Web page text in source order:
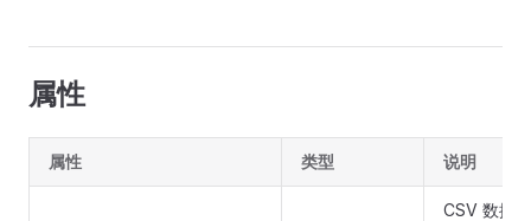
属性
属性 类型 说明
CSV 数据字